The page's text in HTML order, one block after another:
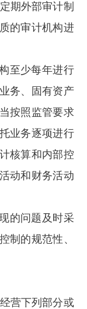
期外部审计制
的审计机构进
至少每年进行
务、固有资产
按照监管要求
业务逐项进行
核算和内部控
动和财务活动
的问题及时采
制的规范性、
营下列部分或